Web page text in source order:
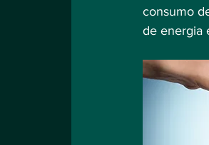
consumo
de energia